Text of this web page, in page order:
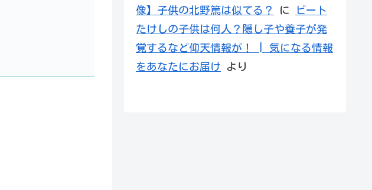
像】子供の北野篤は似てる？
に
ビート
たけしの子供は何人？隠し子や養子が発
覚するなど仰天情報が！ | 気になる情報
をあなたにお届け より